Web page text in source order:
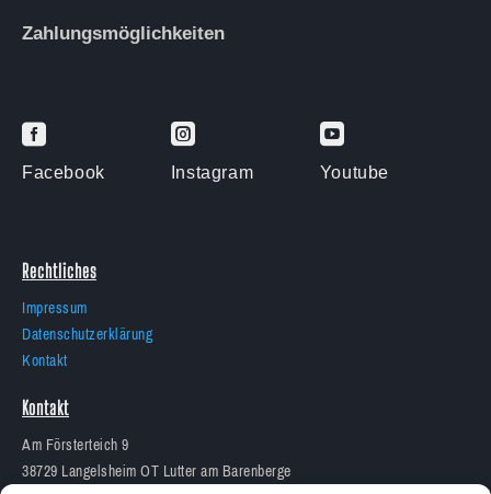
Zahlungsmöglichkeiten

Facebook

Instagram

Youtube
Rechtliches
Impressum
Datenschutzerklärung
Kontakt
Kontakt
Am Försterteich 9
38729 Langelsheim OT Lutter am Barenberge